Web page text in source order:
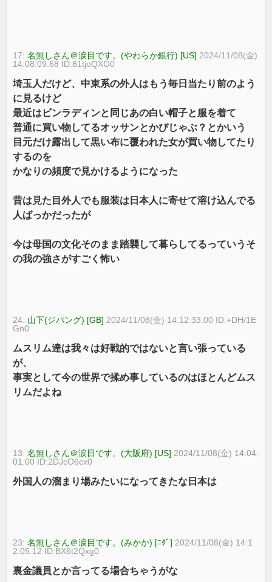
17:名無しさん＠涙目です。(やわらか銀行) [US] 2024/11/08(金)
14:08:09.68 ID:81tjoQXO0
埼玉人だけど、中東系の外人はもう毎日当たり前のよう
に見るけど
最近はビンラディンと同じあの白い帽子と服を着て
普通に買い物してるオッサンとかびじゃぶ？とかいう
目元だけ露出して黒い布に覆われた女が買い物してたり
するのを
かなりの頻度で見かけるようになった
昔は見た目外人でも服装は日本人に寄せて溶け込んでる
人ばっかだったが
今は母国の文化そのまま踏襲して暮らしてるっていうそ
の我の強さがすごく怖い
24: 山下(ジパング) [GB] 2024/11/08(金) 14:12:33.00 ID:+DH/1E
Gn0
ムスリム達は我々は好戦的ではないと言い張っている
が、
事実として今の世界で揉め事しているのはほとんどムス
リムだよね
13:名無しさん＠涙目です。(大阪府) [US] 2024/11/08(金) 14:04:
01.00 ID:2DJcO6cx0
外国人の溜まり場みたいになってきたな日本は
23:名無しさん＠涙目です。(みかか) [ﾆﾀﾞ] 2024/11/08(金) 14:1
2:05.12 ID:BX6t2Qxg0
裏金議員とか言ってる場合ちゃうがな